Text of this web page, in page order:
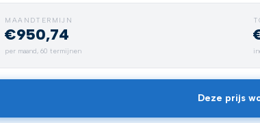
MAANDTERMIJN
€950,74
per maand,60 termijnen
Deze prijs